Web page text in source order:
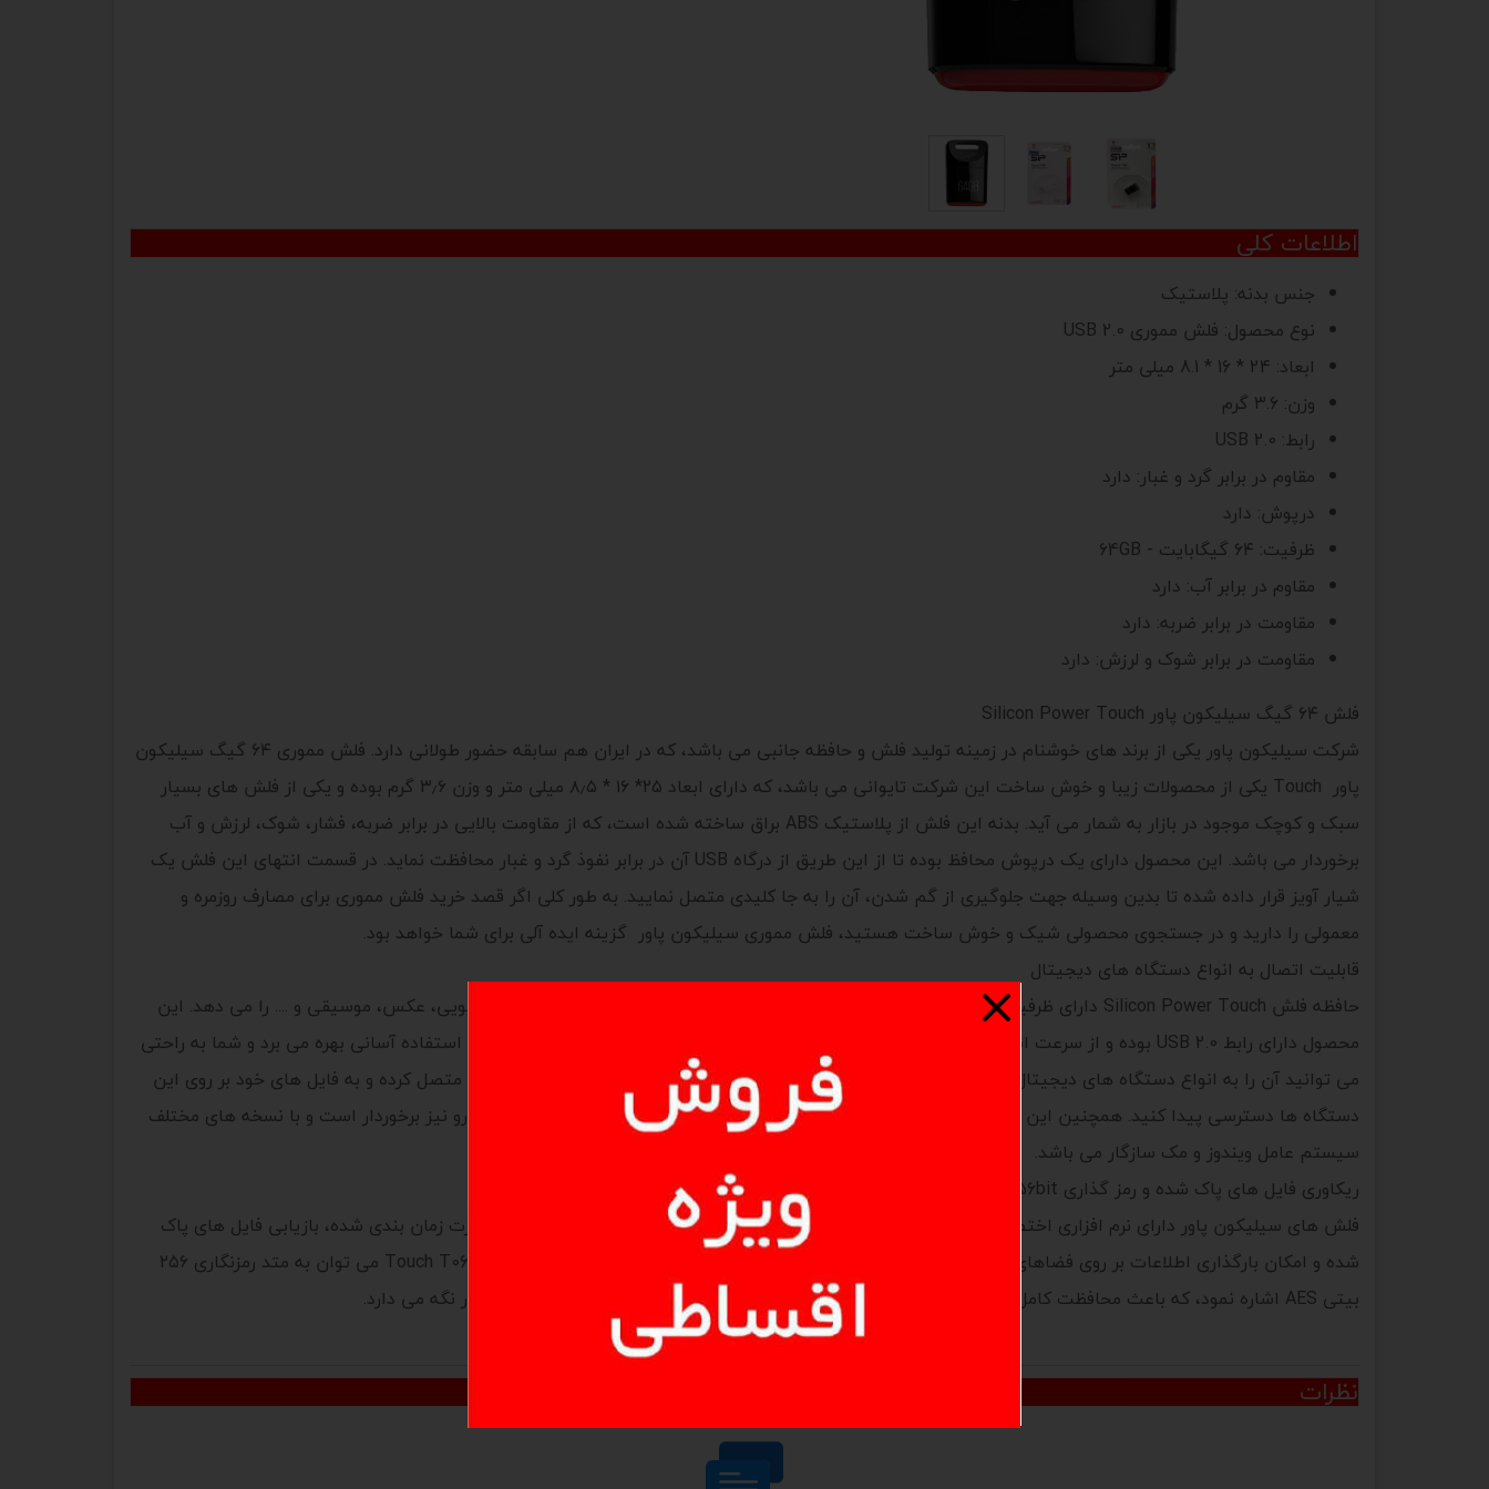
اطلاعات کلی
جنس بدنه: پلاستیک
نوع محصول: فلش مموری USB 2.0
ابعاد: 24 * 16 * 8.1 میلی متر
وزن: 3.6 گرم
رابط:
USB 2.0
مقاوم در برابر گرد و غبار: دارد
درپوش: دارد
ظرفیت: ۶۴
گیگابایت - 64GB
مقاوم در برابر آب: دارد
مقاومت در برابر ضربه: دارد
مقاومت در برابر شوک و لرزش: دارد
فلش ۶۴ گیگ سیلیکون پاور Silicon Power Touch
شرکت سیلیکون پاور یکی از برند های خوشنام در زمینه تولید فلش و حافظه جانبی می باشد، که در ایران هم سابقه حضور طولانی دارد. فلش مموری ۶۴ گیگ سیلیکون
پاور Touch یکی از محصولات زیبا و خوش ساخت این شرکت تایوانی می باشد، که دارای ابعاد ۲۵* ۱۶ * ۸٫۵ میلی متر و وزن ۳٫۶ گرم بوده و یکی از فلش های بسیار
سبک و کوچک موجود در بازار به شمار می آید. بدنه این فلش از پلاستیک ABS براق ساخته شده است، که از مقاومت بالایی در برابر ضربه، فشار، شوک، لرزش و آب
برخوردار می باشد. این محصول دارای یک درپوش محافظ بوده تا از این طریق از درگاه USB آن در برابر نفوذ گرد و غبار محافظت نماید. در قسمت انتهای این فلش یک
شیار آویز قرار داده شده تا بدین وسیله جهت جلوگیری از گم شدن، آن را به جا کلیدی متصل نمایید. به طور کلی اگر قصد خرید فلش مموری برای مصارف روزمره و
معمولی را دارید و در جستجوی محصولی شیک و خوش ساخت هستید، فلش مموری سیلیکون پاور گزینه ایده آلی برای شما خواهد بود.
قابلیت اتصال به انواع دستگاه های دیجیتال
حافظه فلش Silicon Power Touch دارای ظرفیت ۶۴ گیگابایت بوده که به شما امکان ذخیره حجم زیادی از فایل های ویدیویی، عکس، موسیقی و .... را می دهد. این
محصول دارای رابط USB 2.0 بوده و از سرعت انتقال اطلاعات تا حداکثر ۴۸۰ مگابیت بر ثانیه بر خوردار است. این حافظه از استفاده آسانی بهره می برد و شما به راحتی
می توانید آن را به انواع دستگاه های دیجیتال مانند کامپیوتر، لپ تاپ، تلویزیون، ویدئو پروژکتور، کنسول بازی، پرینتر و... متصل کرده و به فایل های خود بر روی این
دستگاه ها دسترسی پیدا کنید. همچنین این فلش مموری از امکان اتصال به ضبط ماشین و پخش موسیقی در داخل خودرو نیز برخوردار است و با نسخه های مختلف
سیستم عامل ویندوز و مک سازگار می باشد.
ریکاوری فایل های پاک شده و رمز گذاری AES 256bit
فلش های سیلیکون پاور دارای نرم افزاری اختصاصی SP Widget بوده که امکاناتی نظیر پشتیبان گیری از اطلاعات به صورت زمان بندی شده، بازیابی فایل های پاک
شده و امکان بارگذاری اطلاعات بر روی فضاهای ابری را به کاربر ارائه می دهد.از دیگر ویژگی های فلش سیلیکون پاور مدل Touch T06 می توان به متد رمزنگاری ۲۵۶
بیتی AES اشاره نمود، که باعث محافظت کامل از فایل های شخصی و مهم شما شده و آنها را از دسترس افراد غیرمجاز دور نگه می دارد.
نظرات